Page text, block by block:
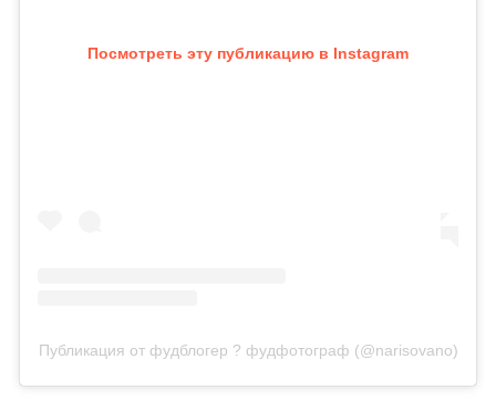
Посмотреть эту публикацию в Instagram
Публикация от фудблогер ? фудфотограф (@narisovano)